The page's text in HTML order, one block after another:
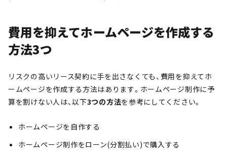
費用を抑えてホームページを作成する
方法3つ
リスクの高いリース契約に手を出さなくても、費用を抑えてホ
ームページを作成する方法はあります。ホームページ制作に予
算を割けない人は、以下3つの方法を参考にしてください。
ホームページを自作する
ホームページ制作をローン(分割払い)で購入する